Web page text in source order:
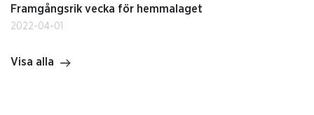
Framgångsrik vecka för hemmalaget
2022-04-01
Visa alla